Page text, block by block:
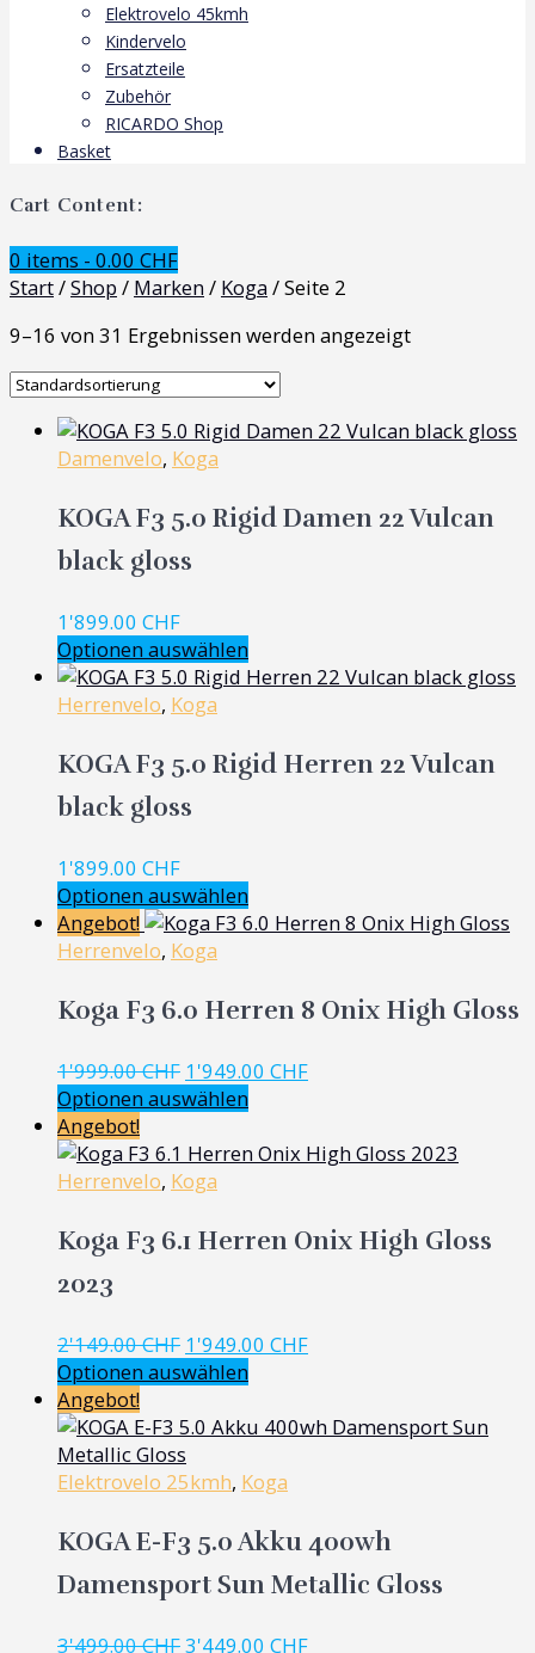
Elektrovelo 45kmh
Kindervelo
Ersatzteile
Zubehör
RICARDO Shop
Basket
Cart Content:
0 items - 0.00 CHF
Start/Shop / Marken / Koga / Seite 2
9–16 von 31 Ergebnissen werden angezeigt
Damenvelo, Koga
KOGA F3 5.0 Rigid Damen 22 Vulcan
black gloss
1'899.00 CHF
Optionen auswählen
Herrenvelo, Koga
KOGA F3 5.0 Rigid Herren 22 Vulcan
black gloss
1'899.00 CHF
Optionen auswählen
Angebot!
Herrenvelo, Koga
Koga F3 6.0 Herren 8 Onix High Gloss
1'999.00CHF Ursprünglicher
Preis
1'999.00 CHF
1'949.00 CHFAktueller
1'949.00 CHF.
Optionen auswählen
Angebot!
Herrenvelo, Koga
Koga F3 6.1 Herren Onix High Gloss
2023
2'149.00CHF Ursprünglicher
Preis
2'149.00 CHF
1'949.00 CHFAktueller
1'949.00 CHF.
Optionen auswählen
Angebot!
Elektrovelo 25kmh, Koga
KOGA E-F3 5.0 Akku 400wh
Damensport Sun Metallic Gloss
3'499.00CHFUrsprünglicher
3'449.00 CHFAktueller